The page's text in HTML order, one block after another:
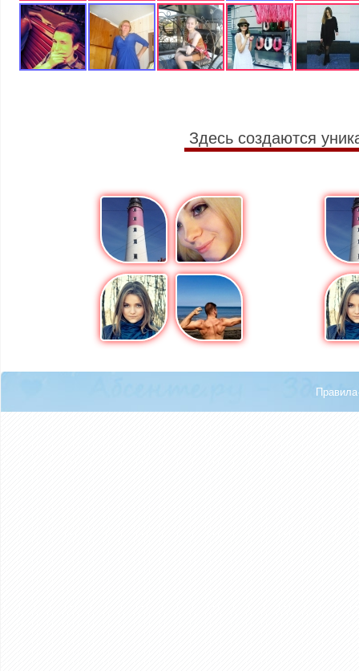
Здесь создаются
Правила